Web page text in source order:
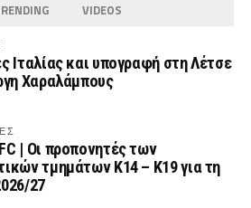
VIDEOS
Ιταλίας και υπογραφή στη Λέτσε
Χαραλάμπους
| Οι προπονητές των
τμημάτων Κ14 – Κ19 για τη
27